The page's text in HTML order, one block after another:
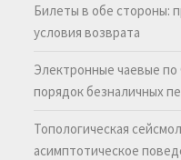
Билеты в обе стороны:
условия возврата
Электронные чаевые
порядок безналичных
Топологическая
асимптотическое